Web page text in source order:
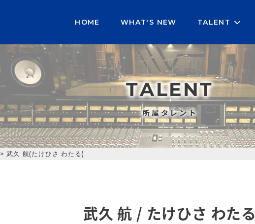
HOME WHAT'S NEW TALENT
TALENT
所属タレント
>武久 航(たけひさ わたる)
武久 航 / たけひさ わたる